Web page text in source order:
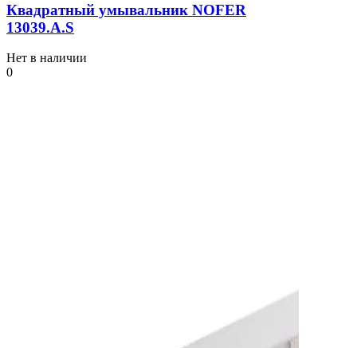
Квадратный умывальник NOFER
13039.A.S
Нет в наличии
0